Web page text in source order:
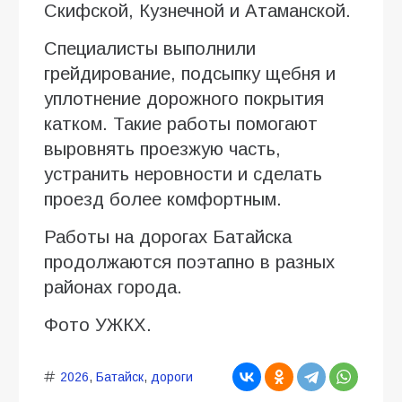
Скифской, Кузнечной и Атаманской.
Специалисты выполнили
грейдирование, подсыпку щебня и
уплотнение дорожного покрытия
катком. Такие работы помогают
выровнять проезжую часть,
устранить неровности и сделать
проезд более комфортным.
Работы на дорогах Батайска
продолжаются поэтапно в разных
районах города.
Фото УЖКХ.
2026, Батайск, дороги